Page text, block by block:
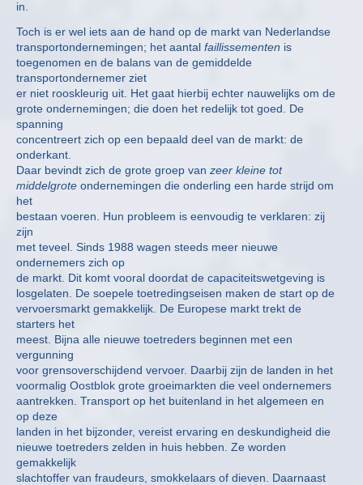
in.
Toch is er wel iets aan de hand op de markt van Nederlandse
transportondernemingen; het aantal faillissementen is
toegenomen en de balans van de gemiddelde
transportondernemer ziet
er niet rooskleurig uit. Het gaat hierbij echter nauwelijks om de
grote ondernemingen; die doen het redelijk tot goed. De
spanning
concentreert zich op een bepaald deel van de markt: de
onderkant.
Daar bevindt zich de grote groep van zeer kleine tot
middelgrote ondernemingen die onderling een harde strijd om
het
bestaan voeren. Hun probleem is eenvoudig te verklaren: zij
zijn
met teveel. Sinds 1988 wagen steeds meer nieuwe
ondernemers zich op
de markt. Dit komt vooral doordat de capaciteitswetgeving is
losgelaten. De soepele toetredingseisen maken de start op de
vervoersmarkt gemakkelijk. De Europese markt trekt de
starters het
meest. Bijna alle nieuwe toetreders beginnen met een
vergunning
voor grensoverschijdend vervoer. Daarbij zijn de landen in het
voormalig Oostblok grote groeimarkten die veel ondernemers
aantrekken. Transport op het buitenland in het algemeen en
op deze
landen in het bijzonder, vereist ervaring en deskundigheid die
nieuwe toetreders zelden in huis hebben. Ze worden
gemakkelijk
slachtoffer van fraudeurs, smokkelaars of dieven. Daarnaast